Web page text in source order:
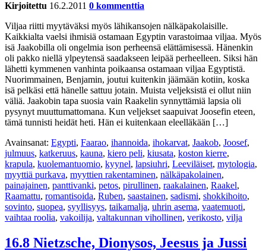
Kirjoitettu 16.2.2011 0 kommenttia
Viljaa riitti myytäväksi myös lähikansojen nälkäpakolaisille.
Kaikkialta vaelsi ihmisiä ostamaan Egyptin varastoimaa viljaa. Myös
isä Jaakobilla oli ongelmia ison perheensä elättämisessä. Hänenkin
oli pakko niellä ylpeytensä saadakseen leipää perheelleen. Siksi hän
lähetti kymmenen vanhinta poikaansa ostamaan viljaa Egyptistä.
Nuorimmainen, Benjamin, joutui kuitenkin jäämään kotiin, koska
isä pelkäsi että hänelle sattuu jotain. Muista veljeksistä ei ollut niin
väliä. Jaakobin tapa suosia vain Raakelin synnyttämiä lapsia oli
pysynyt muuttumattomana. Kun veljekset saapuivat Joosefin eteen,
tämä tunnisti heidät heti. Hän ei kuitenkaan eleelläkään […]
Avainsanat: Egypti, Faarao, ihannoida, ihokarvat, Jaakob, Joosef,
julmuus, katkeruus, kauna, kiero peli, kiusata, koston kierre,
krapula, kuolemantuomio, kyynel, lapsiuhri, Leeviläiset, mytologia,
myyttiä purkava, myyttien rakentaminen, nälkäpakolainen,
painajainen, panttivanki, petos, pirullinen, raakalainen, Raakel,
Raamattu, romantisoida, Ruben, saastainen, sadismi, shokkihoito,
sovinto, suopea, syyllisyys, taikamalja, uhrin asema, vaatemuoti,
vaihtaa roolia, vakoilija, valtakunnan vihollinen, verikosto, vilja
16.8 Nietzsche, Dionysos, Jeesus ja Jussi